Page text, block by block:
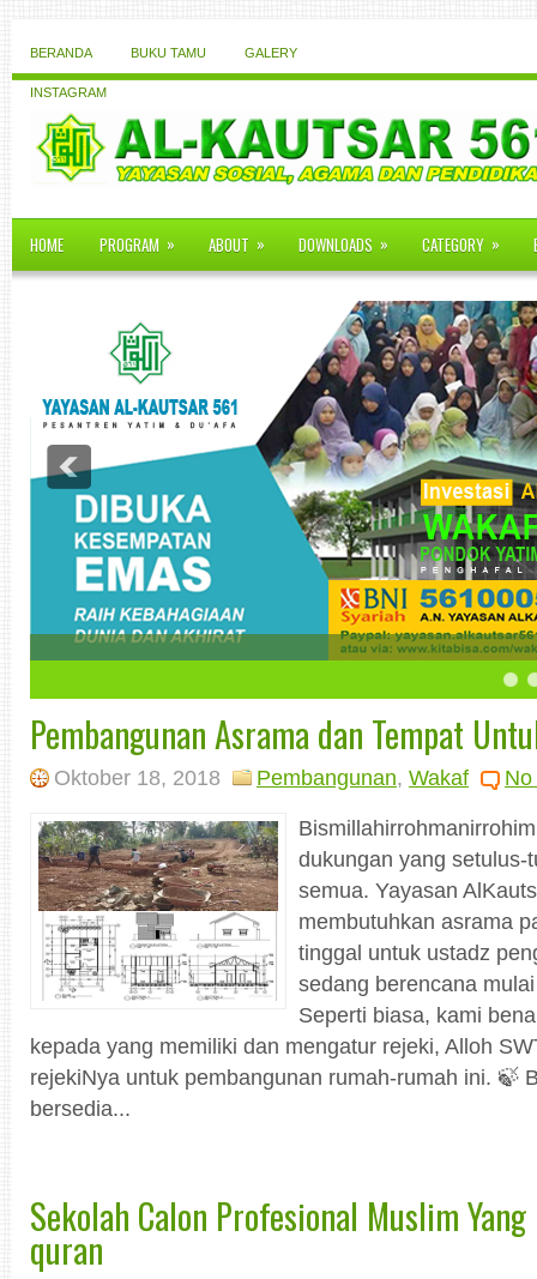
BERANDA BUKU TAMU GALERY
INSTAGRAM
HOME PROGRAM » ABOUT » DOWNLOADS » CATEGORY »
Pembangunan Asrama dan Tempat
Oktober 18, 2018 Pembangunan, Wakaf
dukungan yang setulus-
semua. Yayasan
membutuhkan asrama
tinggal untuk ustadz
sedang berencana
Seperti biasa, kami
kepada yang memiliki dan mengatur rejeki, Alloh
rejekiNya untuk pembangunan rumah-rumah ini. 🍃
bersedia...
Sekolah Calon Profesional Muslim
quran